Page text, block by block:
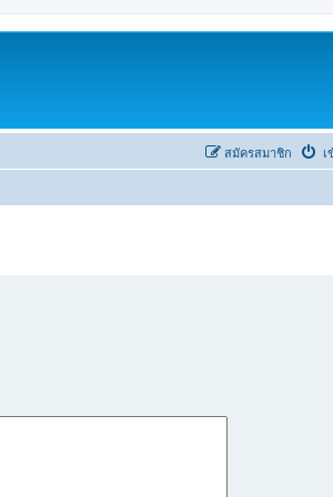
เ
สมัครสมาชิก